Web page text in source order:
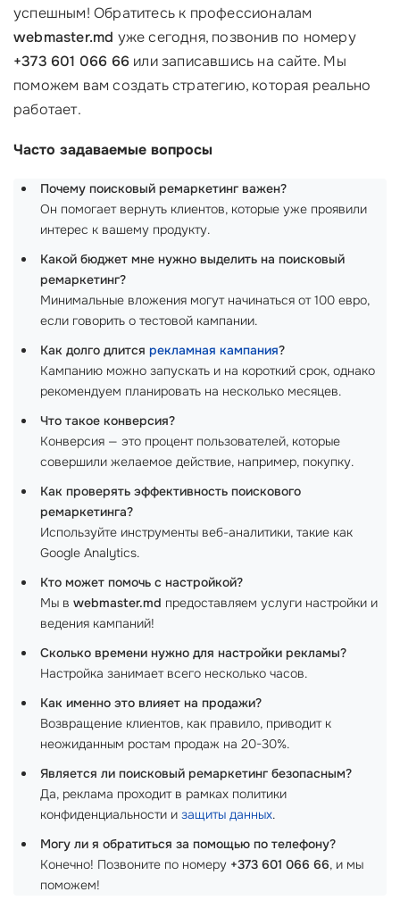
успешным! Обратитесь к профессионалам
webmaster.md уже сегодня, позвонив по номеру
+373 601 066 66 или записавшись на сайте. Мы
поможем вам создать стратегию, которая реально
работает.
Часто задаваемые вопросы
Почему поисковый ремаркетинг важен?
Он помогает вернуть клиентов, которые уже проявили
интерес к вашему продукту.
Какой бюджет мне нужно выделить на поисковый
ремаркетинг?
Минимальные вложения могут начинаться от 100 евро,
если говорить о тестовой кампании.
Как долго длится рекламная кампания?
Кампанию можно запускать и на короткий срок, однако
рекомендуем планировать на несколько месяцев.
Что такое конверсия?
Конверсия — это процент пользователей, которые
совершили желаемое действие, например, покупку.
Как проверять эффективность поискового
ремаркетинга?
Используйте инструменты веб-аналитики, такие как
Google Analytics.
Кто может помочь с настройкой?
Мы в webmaster.md предоставляем услуги настройки и
ведения кампаний!
Сколько времени нужно для настройки рекламы?
Настройка занимает всего несколько часов.
Как именно это влияет на продажи?
Возвращение клиентов, как правило, приводит к
неожиданным ростам продаж на 20-30%.
Является ли поисковый ремаркетинг безопасным?
Да, реклама проходит в рамках политики
конфиденциальности и защиты данных.
Могу ли я обратиться за помощью по телефону?
Конечно! Позвоните по номеру +373 601 066 66, и мы
поможем!